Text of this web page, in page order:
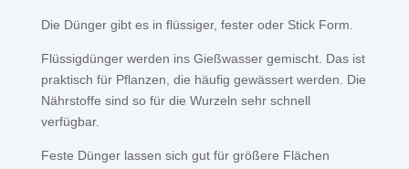
Die Dünger gibt es in flüssiger, fester oder Stick Form.
Flüssigdünger werden ins Gießwasser gemischt. Das ist
praktisch für Pflanzen, die häufig gewässert werden. Die
Nährstoffe sind so für die Wurzeln sehr schnell
verfügbar.
Feste Dünger lassen sich gut für größere Flächen